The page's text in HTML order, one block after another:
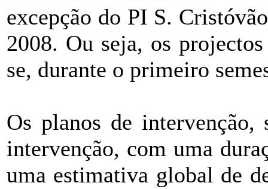
excepção do PI S.
2008. Ou seja, os
se, durante o primeiro
Os planos de intervenção,
intervenção, com uma
uma estimativa global de